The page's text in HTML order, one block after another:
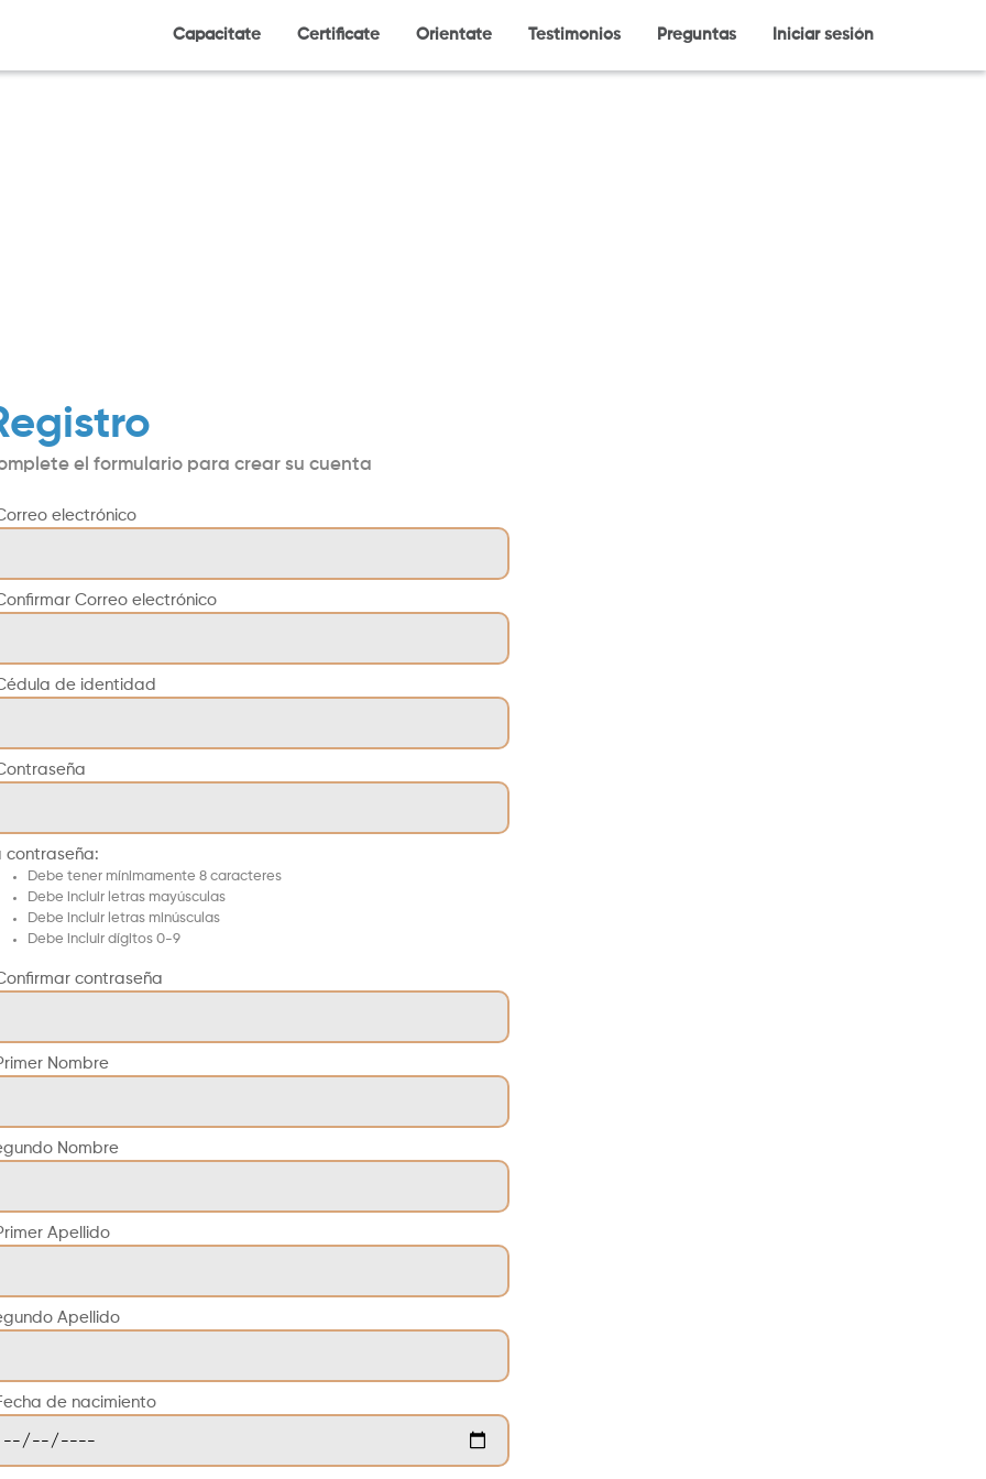
Capacitate Certificate Orientate Testimonios Preguntas Iniciar sesión
el formulario para crear su cuenta
electrónico
Correo electrónico
de identidad
contraseña:
Debe tener mínimamente 8 caracteres
Debe incluir letras mayúsculas
Debe incluir letras minúsculas
Debe incluir dígitos 0-9
contraseña
Nombre
Nombre
Apellido
Apellido
de nacimiento